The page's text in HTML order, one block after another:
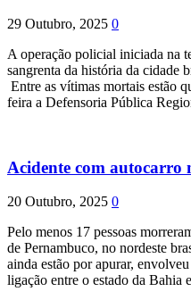
29 Outubro, 2025 0
A operação policial iniciada na
sangrenta da história da cidade
Entre as vítimas mortais estão
feira a Defensoria Pública
Acidente com autocarro
20 Outubro, 2025 0
Pelo menos 17 pessoas
de Pernambuco, no nordeste
ainda estão por apurar,
ligação entre o estado da Bahia